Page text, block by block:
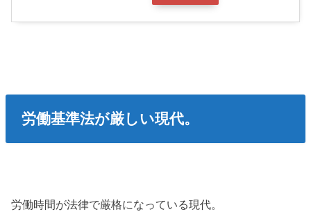
労働基準法が厳しい現代。
労働時間が法律で厳格になっている現代。